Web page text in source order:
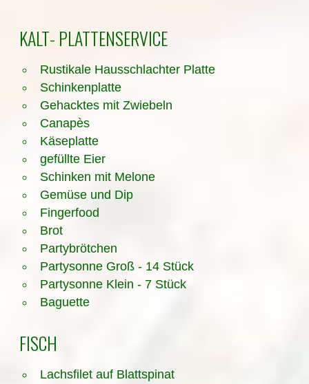
KALT- PLATTENSERVICE
Rustikale Hausschlachter Platte
Schinkenplatte
Gehacktes mit Zwiebeln
Canapès
Käseplatte
gefüllte Eier
Schinken mit Melone
Gemüse und Dip
Fingerfood
Brot
Partybrötchen
Partysonne Groß - 14 Stück
Partysonne Klein - 7 Stück
Baguette
FISCH
Lachsfilet auf Blattspinat